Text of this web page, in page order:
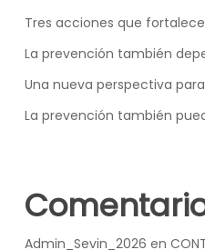
Tres acciones que
La prevención también
Una nueva perspectiva
La prevención también
Admin_Sevin_2026 en